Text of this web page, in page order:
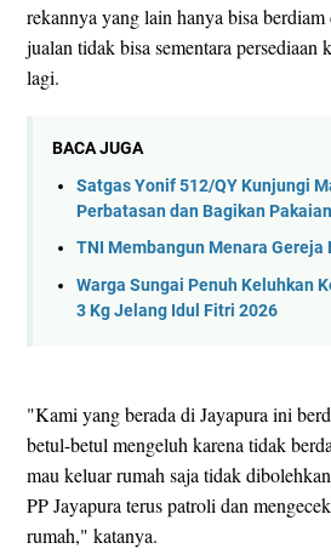
rekannya yang lain hanya bisa
jualan tidak bisa sementara persediaan
lagi.
BACA JUGA
Satgas Yonif 512/QY Kunjungi
Perbatasan dan Bagikan Pakaian
TNI Membangun Menara Gereja
Warga Sungai Penuh Keluhkan
3 Kg Jelang Idul Fitri 2026
"Kami yang berada di Jayapura ini
betul-betul mengeluh karena tidak
mau keluar rumah saja tidak
PP Jayapura terus patroli dan
rumah," katanya.